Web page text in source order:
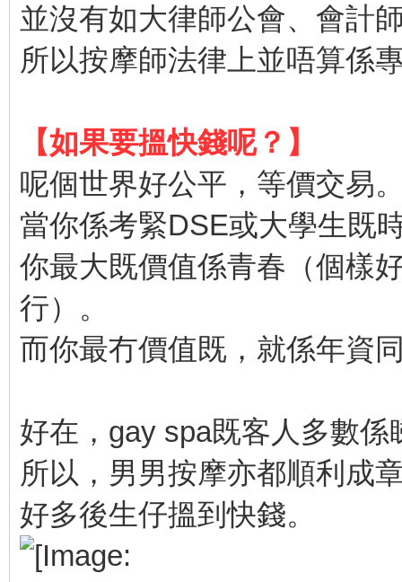
並沒有如大律師公會、會計
所以按摩師法律上並唔算係
【如果要搵快錢呢？】
呢個世界好公平，等價交易
當你係考緊DSE或大學生既
你最大既價值係青春（個樣
行）。
而你最冇價值既，就係年資
好在，gay spa既客人多數係
所以，男男按摩亦都順利成
好多後生仔搵到快錢。